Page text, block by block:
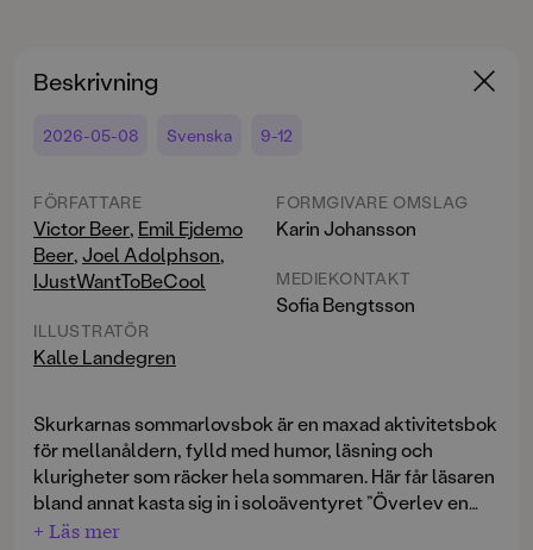
Beskrivning
2026-05-08 Svenska 9-12
FÖRFATTARE
Victor Beer, Emil Ejdemo
Beer,Joel Adolphson,
IJustWantToBeCool
ILLUSTRATÖR
Kalle Landegren
FORMGIVARE OMSLAG
Karin Johansson
MEDIEKONTAKT
Sofia Bengtsson
Skurkarnas sommarlovsbok är en maxad aktivitetsbok
för mellanåldern, fylld med humor, läsning och
klurigheter som räcker hela sommaren. Här får läsaren
bland annat kasta sig in i soloäventyret ”Överlev en
dag på skurkskolan”, där man själv väljer väg och
+ Läs mer